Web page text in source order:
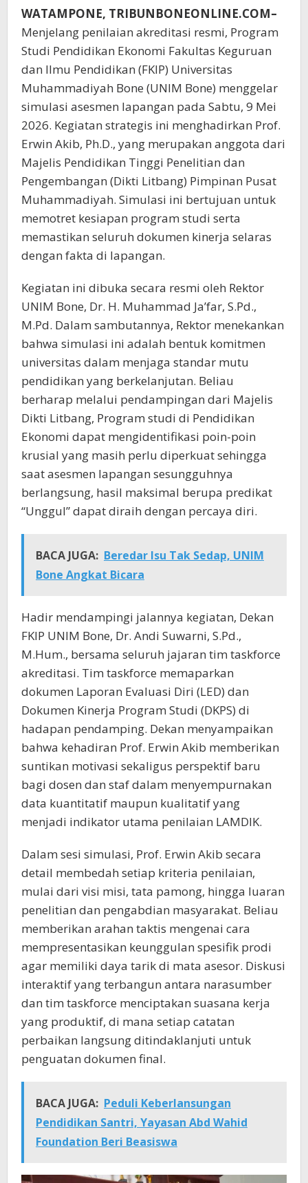
WATAMPONE, TRIBUNBONEONLINE.COM–
Menjelang penilaian akreditasi resmi, Program
Studi Pendidikan Ekonomi Fakultas Keguruan
dan Ilmu Pendidikan (FKIP) Universitas
Muhammadiyah Bone (UNIM Bone) menggelar
simulasi asesmen lapangan pada Sabtu, 9 Mei
2026. Kegiatan strategis ini menghadirkan Prof.
Erwin Akib, Ph.D., yang merupakan anggota dari
Majelis Pendidikan Tinggi Penelitian dan
Pengembangan (Dikti Litbang) Pimpinan Pusat
Muhammadiyah. Simulasi ini bertujuan untuk
memotret kesiapan program studi serta
memastikan seluruh dokumen kinerja selaras
dengan fakta di lapangan.
Kegiatan ini dibuka secara resmi oleh Rektor
UNIM Bone, Dr. H. Muhammad Ja’far, S.Pd.,
M.Pd. Dalam sambutannya, Rektor menekankan
bahwa simulasi ini adalah bentuk komitmen
universitas dalam menjaga standar mutu
pendidikan yang berkelanjutan. Beliau
berharap melalui pendampingan dari Majelis
Dikti Litbang, Program studi di Pendidikan
Ekonomi dapat mengidentifikasi poin-poin
krusial yang masih perlu diperkuat sehingga
saat asesmen lapangan sesungguhnya
berlangsung, hasil maksimal berupa predikat
“Unggul” dapat diraih dengan percaya diri.
BACA JUGA: Beredar Isu Tak Sedap, UNIM
Bone Angkat Bicara
Hadir mendampingi jalannya kegiatan, Dekan
FKIP UNIM Bone, Dr. Andi Suwarni, S.Pd.,
M.Hum., bersama seluruh jajaran tim taskforce
akreditasi. Tim taskforce memaparkan
dokumen Laporan Evaluasi Diri (LED) dan
Dokumen Kinerja Program Studi (DKPS) di
hadapan pendamping. Dekan menyampaikan
bahwa kehadiran Prof. Erwin Akib memberikan
suntikan motivasi sekaligus perspektif baru
bagi dosen dan staf dalam menyempurnakan
data kuantitatif maupun kualitatif yang
menjadi indikator utama penilaian LAMDIK.
Dalam sesi simulasi, Prof. Erwin Akib secara
detail membedah setiap kriteria penilaian,
mulai dari visi misi, tata pamong, hingga luaran
penelitian dan pengabdian masyarakat. Beliau
memberikan arahan taktis mengenai cara
mempresentasikan keunggulan spesifik prodi
agar memiliki daya tarik di mata asesor. Diskusi
interaktif yang terbangun antara narasumber
dan tim taskforce menciptakan suasana kerja
yang produktif, di mana setiap catatan
perbaikan langsung ditindaklanjuti untuk
penguatan dokumen final.
BACA JUGA: Peduli Keberlansungan
Pendidikan Santri, Yayasan Abd Wahid
Foundation Beri Beasiswa